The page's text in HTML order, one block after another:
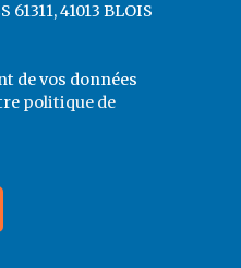
41013 BLOIS
de vos données
politique de